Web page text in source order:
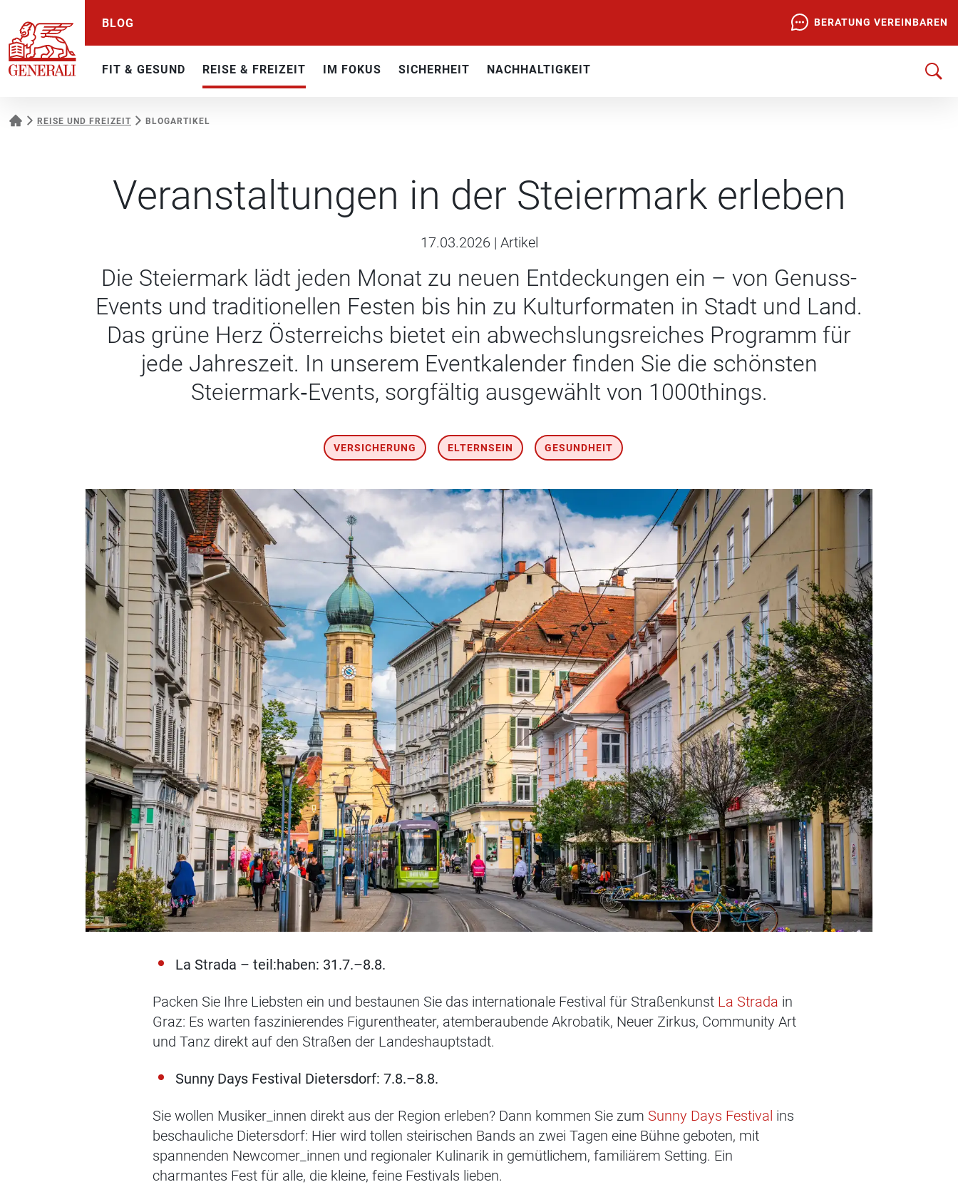
BLOG BERATUNG VEREINBAREN
FIT & GESUND REISE & FREIZEIT IM FOKUS SICHERHEIT NACHHALTIGKEIT
REISE UND FREIZEIT BLOGARTIKEL
Veranstaltungen in der Steiermark erleben
17.03.2026 | Artikel
Die Steiermark lädt jeden Monat zu neuen Entdeckungen ein – von Genuss-
Events und traditionellen Festen bis hin zu Kulturformaten in Stadt und Land.
Das grüne Herz Österreichs bietet ein abwechslungsreiches Programm für
jede Jahreszeit. In unserem Eventkalender finden Sie die schönsten
Steiermark‑Events, sorgfältig ausgewählt von 1000things.
VERSICHERUNG ELTERNSEIN GESUNDHEIT
La Strada – teil:haben: 31.7.–8.8.
Packen Sie Ihre Liebsten ein und bestaunen Sie das internationale Festival für Straßenkunst La Strada in
Graz: Es warten faszinierendes Figurentheater, atemberaubende Akrobatik, Neuer Zirkus, Community Art
und Tanz direkt auf den Straßen der Landeshauptstadt.
Sunny Days Festival Dietersdorf: 7.8.–8.8.
Sie wollen Musiker_innen direkt aus der Region erleben? Dann kommen Sie zum Sunny Days Festival ins
beschauliche Dietersdorf: Hier wird tollen steirischen Bands an zwei Tagen eine Bühne geboten, mit
spannenden Newcomer_innen und regionaler Kulinarik in gemütlichem, familiärem Setting. Ein
charmantes Fest für alle, die kleine, feine Festivals lieben.